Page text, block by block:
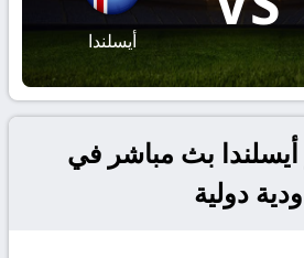
أيسلندا
أيسلندا بث مباشر في
دولية